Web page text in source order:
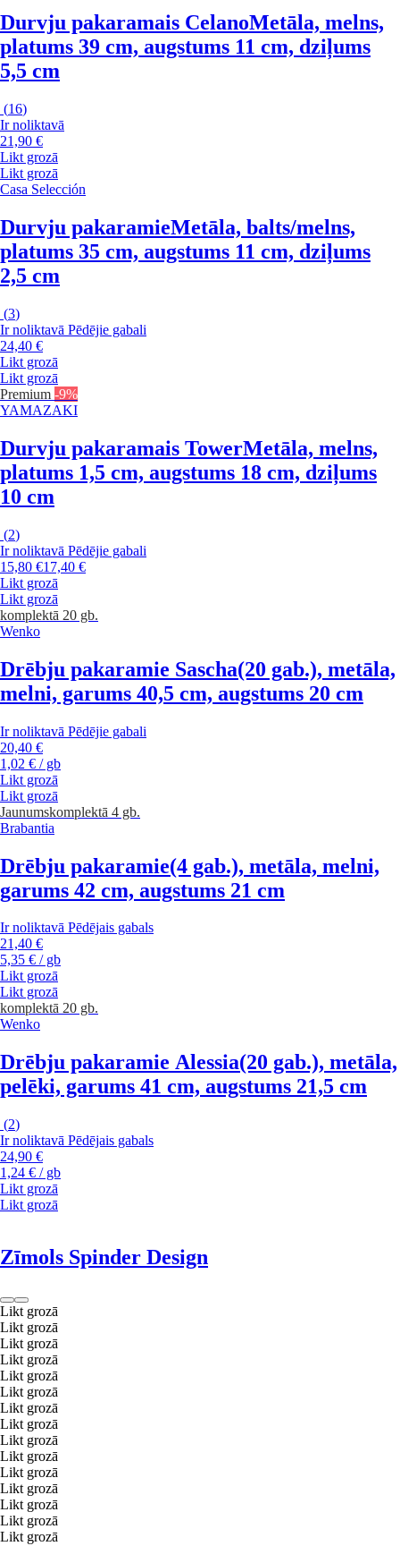
Durvju pakaramais CelanoMetāla, melns,
platums 39 cm, augstums 11 cm, dziļums
5,5 cm
(16)
Ir noliktavā
21,90 €
Likt grozā
Likt grozā
Casa Selección
Durvju pakaramieMetāla, balts/melns,
platums 35 cm, augstums 11 cm, dziļums
2,5 cm
(3)
Ir noliktavā Pēdējie gabali
24,40 €
Likt grozā
Likt grozā
Premium -9%
YAMAZAKI
Durvju pakaramais TowerMetāla, melns,
platums 1,5 cm, augstums 18 cm, dziļums
10 cm
(2)
Ir noliktavā Pēdējie gabali
15,80 €17,40 €
Likt grozā
Likt grozā
komplektā 20 gb.
Wenko
Drēbju pakaramie Sascha(20 gab.), metāla,
melni, garums 40,5 cm, augstums 20 cm
Ir noliktavā Pēdējie gabali
20,40 €
1,02 € / gb
Likt grozā
Likt grozā
Jaunumskomplektā 4 gb.
Brabantia
Drēbju pakaramie(4 gab.), metāla, melni,
garums 42 cm, augstums 21 cm
Ir noliktavā Pēdējais gabals
21,40 €
5,35 € / gb
Likt grozā
Likt grozā
komplektā 20 gb.
Wenko
Drēbju pakaramie Alessia(20 gab.), metāla,
pelēki, garums 41 cm, augstums 21,5 cm
(2)
Ir noliktavā Pēdējais gabals
24,90 €
1,24 € / gb
Likt grozā
Likt grozā
Zīmols Spinder Design
Likt grozā
Likt grozā
Likt grozā
Likt grozā
Likt grozā
Likt grozā
Likt grozā
Likt grozā
Likt grozā
Likt grozā
Likt grozā
Likt grozā
Likt grozā
Likt grozā
Likt grozā